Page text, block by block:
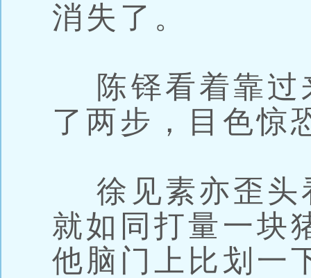
消失了。
陈铎看着靠过
了两步，目色惊
徐见素亦歪头
就如同打量一块
他脑门上比划一